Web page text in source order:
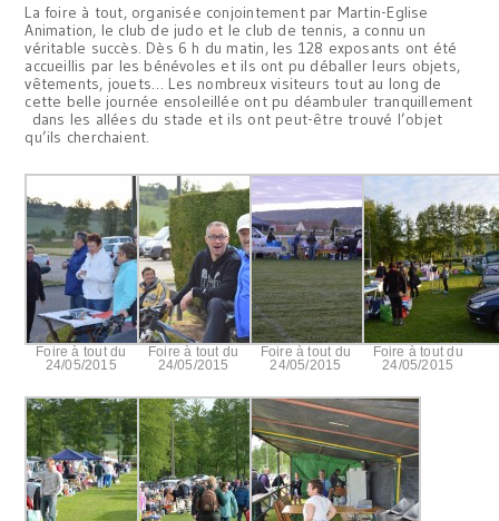
La foire à tout, organisée conjointement par Martin-Eglise
Animation, le club de judo et le club de tennis, a connu un
véritable succès. Dès 6 h du matin, les 128 exposants ont été
accueillis par les bénévoles et ils ont pu déballer leurs objets,
vêtements, jouets… Les nombreux visiteurs tout au long de
cette belle journée ensoleillée ont pu déambuler tranquillement
dans les allées du stade et ils ont peut-être trouvé l’objet
qu’ils cherchaient.
Foire à tout du
24/05/2015
Foire à tout du
24/05/2015
Foire à tout du
24/05/2015
Foire à tout du
24/05/2015